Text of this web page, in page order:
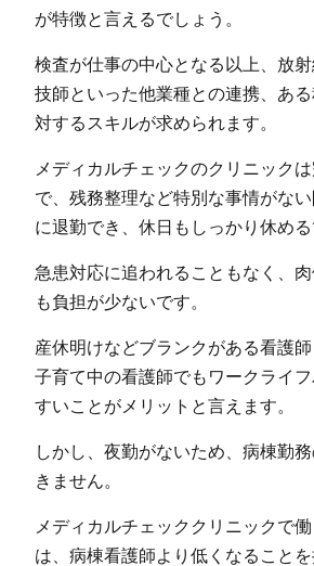
が特徴と言えるでしょう。
検査が仕事の中心となる以上、放
技師といった他業種との連携、あ
対するスキルが求められます。
メディカルチェックのクリニック
で、残務整理など特別な事情がな
に退勤でき、休日もしっかり休める
急患対応に追われることもなく、
も負担が少ないです。
産休明けなどブランクがある看護師
子育て中の看護師でもワークライ
すいことがメリットと言えます。
しかし、夜勤がないため、病棟勤
きません。
メディカルチェッククリニックで
は、病棟看護師より低くなること